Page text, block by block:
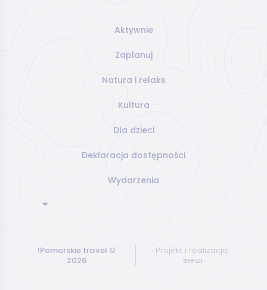
Aktywnie
Zaplanuj
Natura i relaks
Kultura
Dla dzieci
Deklaracja dostępności
Wydarzenia
!Pomorskie.travel ©
2026
Projekt i realizacja:
ın+uı